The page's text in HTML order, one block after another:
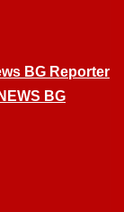
BG Reporter
BG